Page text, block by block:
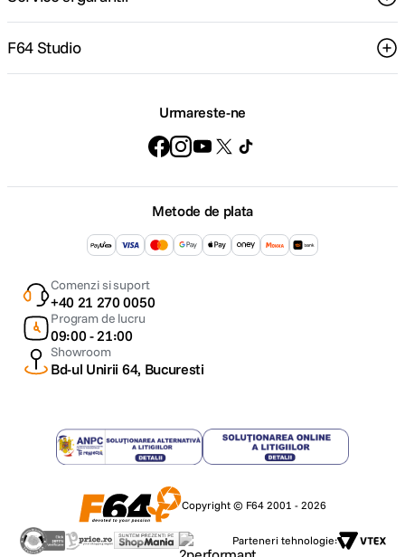
F64 Studio
Urmareste-ne
Metode de plata
Comenzi si suport
+40 21 270 0050
Program de lucru
09:00 - 21:00
Showroom
Bd-ul Unirii 64, Bucuresti
Copyright © F64 2001 - 2026
Parteneri tehnologie: